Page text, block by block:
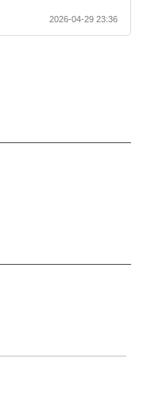
2026-04-29 23:36